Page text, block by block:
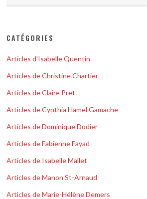
CATÉGORIES
Articles d'Isabelle Quentin
Articles de Christine Chartier
Articles de Claire Pret
Articles de Cynthia Hamel Gamache
Articles de Dominique Dodier
Articles de Fabienne Fayad
Articles de Isabelle Mallet
Articles de Manon St-Arnaud
Articles de Marie-Hélène Demers